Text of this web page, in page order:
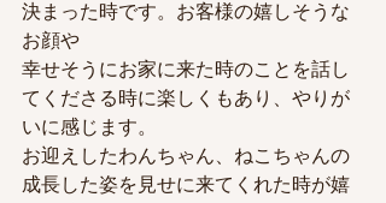
決まった時です。お客様の嬉しそうな
お顔や
幸せそうにお家に来た時のことを話し
てくださる時に楽しくもあり、やりが
いに感じます。
お迎えしたわんちゃん、ねこちゃんの
成長した姿を見せに来てくれた時が嬉